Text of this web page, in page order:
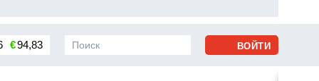
€94,83 ВОЙТИ